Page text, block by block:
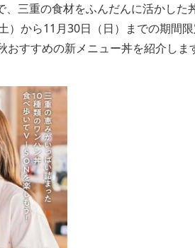
三重の食材をふんだんに活かした
）から11月30日（日）までの期間
すすめの新メニュー丼を紹介しま